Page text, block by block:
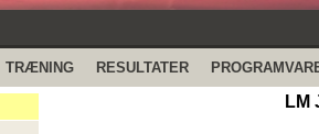
TRÆNING RESULTATER
LM